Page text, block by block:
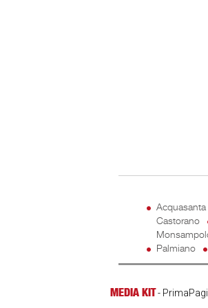
Acquasanta
Castorano
Palmiano
MEDIA KIT-